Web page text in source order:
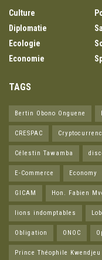
Culture
Diplomatie
Ecologie
Economie
TAGS
Bertin Obono Onguene
CRESPAC
Célestin Tawamba
E-Commerce Economy
GICAM Hon. Fabien
lions indomptables
Obligation ONOC
Prince Théophile Kwendjeu